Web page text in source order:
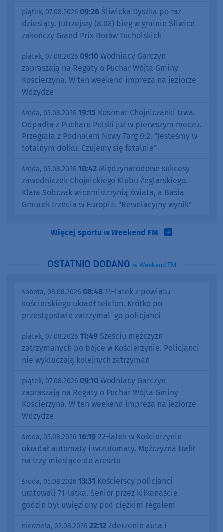
piątek, 07.08.2026 09:26 Śliwicka Dyszka po raz
dziesiąty. Jutrzejszy (8.08) bieg w gminie Śliwice
zakończy Grand Prix Borów Tucholskich
piątek, 07.08.2026 09:10 Wodniacy Garczyn
zapraszają na Regaty o Puchar Wójta Gminy
Kościerzyna. W ten weekend impreza na jeziorze
Wdzydze
środa, 05.08.2026 19:15 Koszmar Chojniczanki trwa.
Odpadła z Pucharu Polski już w pierwszym meczu.
Przegrała z Podhalem Nowy Targ 0:2. "Jesteśmy w
totalnym dołku. Czujemy się fatalnie"
środa, 05.08.2026 10:42 Międzynarodowe sukcesy
zawodniczek Chojnickiego Klubu Żeglarskiego.
Klara Sobczak wicemistrzynią świata, a Basia
Gmurek trzecia w Europie. "Rewelacyjny wynik"
Więcej sportu w Weekend FM
OSTATNIO DODANO w Weekend FM
sobota, 08.08.2026 08:48 19-latek z powiatu
kościerskiego ukradł telefon. Krótko po
przestępstwie zatrzymali go policjanci
piątek, 07.08.2026 11:49 Sześciu mężczyzn
zatrzymanych po bójce w Kościerzynie. Policjanci
nie wykluczają kolejnych zatrzymań
piątek, 07.08.2026 09:10 Wodniacy Garczyn
zapraszają na Regaty o Puchar Wójta Gminy
Kościerzyna. W ten weekend impreza na jeziorze
Wdzydze
środa, 05.08.2026 16:19 22-latek w Kościerzynie
okradał automaty i wrzutomaty. Mężczyzna trafił
na trzy miesiące do aresztu
środa, 05.08.2026 13:31 Kościerscy policjanci
uratowali 71-latka. Senior przez kilkanaście
godzin był uwięziony pod ciężkim regałem
niedziela, 02.08.2026 22:12 Zderzenie auta i